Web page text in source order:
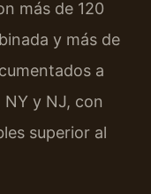
más de 120
y más de
a
NY y NJ, con
superior al